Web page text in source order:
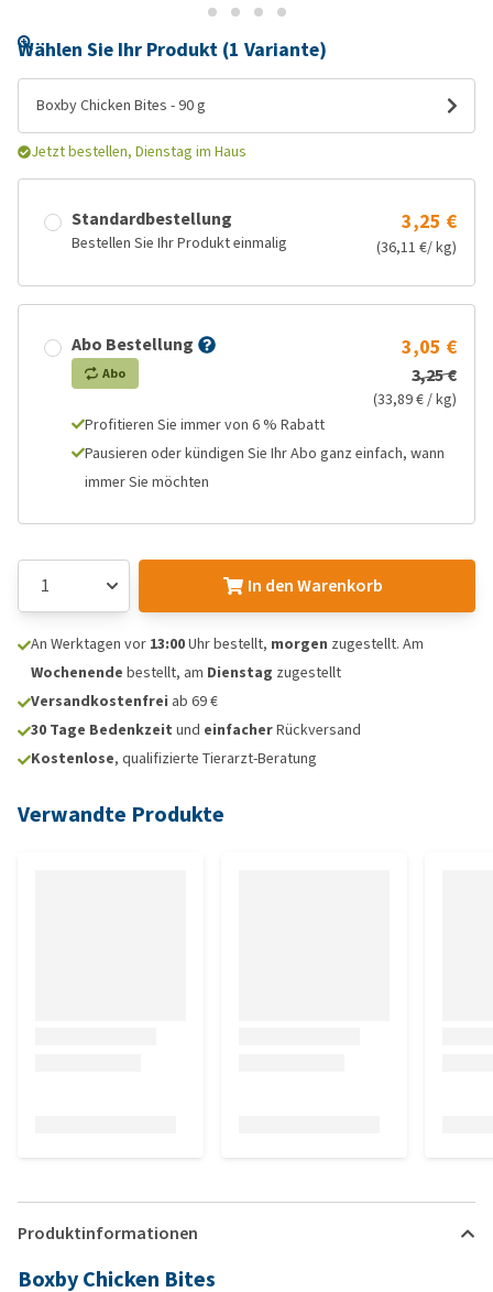
Wählen Sie Ihr Produkt (1 Variante)
Boxby Chicken Bites - 90 g
Jetzt bestellen, Dienstag im Haus
Standardbestellung
Bestellen Sie Ihr Produkt einmalig
3,25 €
(36,11 €/ kg)
Abo Bestellung
Abo
3,05 €
3,25 €
(33,89 € / kg)
Profitieren Sie immer von 6 % Rabatt
Pausieren oder kündigen Sie Ihr Abo ganz einfach, wann
immer Sie möchten
In den Warenkorb
An Werktagen vor 13:00Uhr bestellt, morgen zugestellt. Am
Wochenende bestellt, am Dienstag zugestellt
Versandkostenfrei ab 69 €
30 Tage Bedenkzeit und einfacherRückversand
Kostenlose, qualifizierte Tierarzt-Beratung
Verwandte Produkte
Produktinformationen
Boxby Chicken Bites